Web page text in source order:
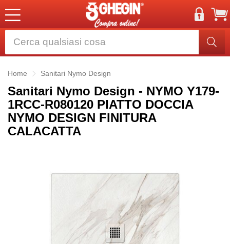
Home Sanitari Nymo Design
Sanitari Nymo Design - NYMO Y179-
1RCC-R080120 PIATTO DOCCIA
NYMO DESIGN FINITURA
CALACATTA